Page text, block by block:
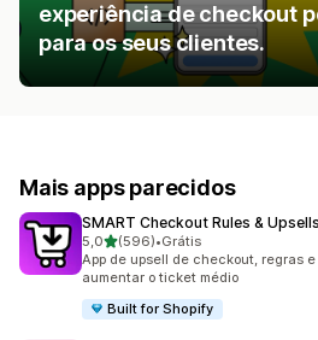
experiência de checkout
para os seus clientes.
Mais apps parecidos
SMART Checkout Rules & Upsells
5,0de 5 estrelas
(596)
596 avaliações ao todo
•Grátis
App de upsell de checkout, regras
aumentar o ticket médio
Built for Shopify